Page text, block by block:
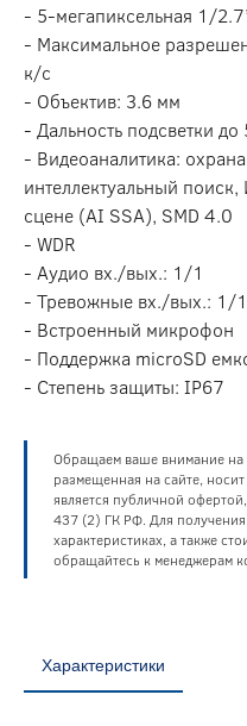
- 5-мегапиксельная 1/
- Максимальное
к/с
- Объектив: 3.6 мм
- Дальность подсветки до
- Видеоаналитика:
интеллектуальный поиск,
сцене (AI SSA), SMD 4.0
- WDR
- Аудио вх./вых.: 1/1
- Тревожные вх./вых.: 1/1
- Встроенный микрофон
- Поддержка microSD
- Степень защиты: IP67
Обращаем ваше внимание на
размещенная на сайте,
является публичной
437 (2) ГК РФ. Для
характеристиках, а также
обращайтесь к
Характеристики